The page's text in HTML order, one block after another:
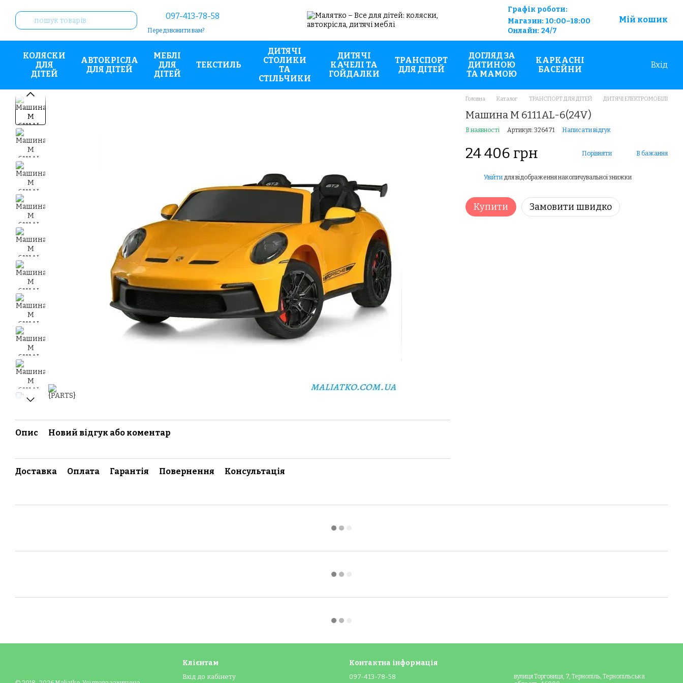
097-413-78-58
Передзвонити вам?
Графік роботи:
Магазин: 10:00–18:00
Онлайн: 24/7
Мій кошик
КОЛЯСКИ
ДЛЯ
ДІТЕЙ
АВТОКРІСЛА
ДЛЯ ДІТЕЙ
МЕБЛІ
ДЛЯ
ДІТЕЙ
ТЕКСТИЛЬ
ДИТЯЧІ
СТОЛИКИ
ТА
СТІЛЬЧИКИ
ДИТЯЧІ
КАЧЕЛІ ТА
ГОЙДАЛКИ
ТРАНСПОРТ
ДЛЯ ДІТЕЙ
ДОГЛЯД ЗА
ДИТИНОЮ
ТА МАМОЮ
КАРКАСНІ
БАСЕЙНИ
Вхід
Головна Каталог ТРАНСПОРТ ДЛЯ ДІТЕЙ ДИТЯЧІ ЕЛЕКТРОМОБІЛІ
Машина M 6111AL-6(24V)
В наявності Артикул: 326471 Написати відгук
24 406 грн Порівняти В бажання
Увійти для відображення накопичувальної знижки
Купити Замовити швидко
Опис Новий відгук або коментар
Доставка Оплата Гарантія Повернення Консультація
Клієнтам
Вхід до кабінету
Контактна інформація
097-413-78-58
вулиця Торговиця, 7, Тернопіль, Тернопільська